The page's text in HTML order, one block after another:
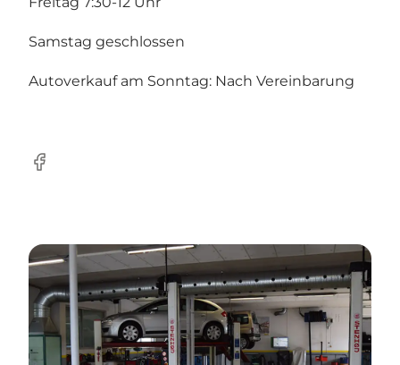
Samstag geschlossen
Autoverkauf am Sonntag: Nach Vereinbarung
Facebook